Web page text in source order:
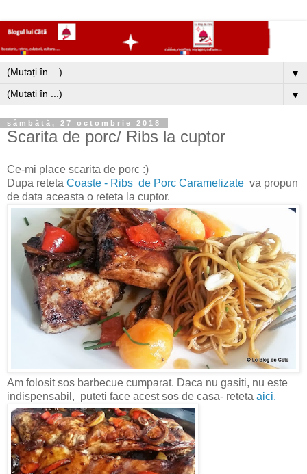
▼
▼
sâmbătă, 27 octombrie 2018
Scarita de porc/ Ribs la cuptor
Ce-mi place scarita de porc :)
Dupa reteta Coaste - Ribs de Porc Caramelizate va propun
de data aceasta o reteta la cuptor.
Am folosit sos barbecue cumparat. Daca nu gasiti, nu este
indispensabil, puteti face acest sos de casa- reteta aici.